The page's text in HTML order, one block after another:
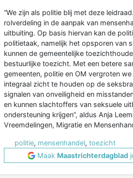
“We zijn als politie blij met deze
rolverdeling in de aanpak van
uitbuiting. Op basis hiervan kan de
politietaak, namelijk het opsporen van
kunnen de gemeentelijke
bestuurlijke toezicht. Met een betere
gemeenten, politie en OM vergroten
integraal zicht te houden op de
signalen van onveiligheid en
en kunnen slachtoffers van seksuele
ondersteuning krijgen”, aldus Anja
Vreemdelingen, Migratie en
politie, mensenhandel, toezicht
Maak Maastrichterdagblad